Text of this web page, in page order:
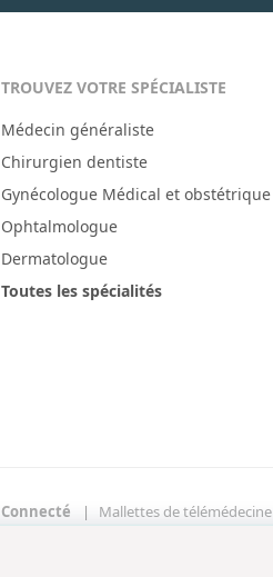
TROUVEZ VOTRE SPÉCIALISTE
Médecin généraliste
Chirurgien dentiste
Gynécologue Médical et obstétrique
Ophtalmologue
Dermatologue
Toutes les spécialités
Mallettes de télémédecine